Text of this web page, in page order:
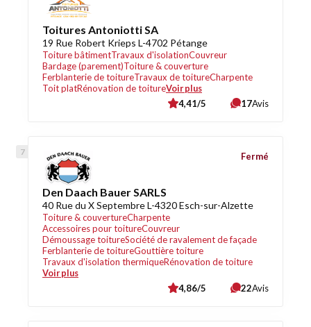
Toitures Antoniotti SA
19 Rue Robert Krieps L-4702 Pétange
Toiture bâtimentTravaux d'isolationCouvreur
Bardage (parement)Toiture & couverture
Ferblanterie de toitureTravaux de toitureCharpente
Toit platRénovation de toitureVoir plus
4,41/5 17Avis
Den Daach Bauer SARLS
40 Rue du X Septembre L-4320 Esch-sur-Alzette
Toiture & couvertureCharpente
Accessoires pour toitureCouvreur
Démoussage toitureSociété de ravalement de façade
Ferblanterie de toitureGouttière toiture
Travaux d'isolation thermiqueRénovation de toiture
Voir plus
Fermé
4,86/5 22Avis